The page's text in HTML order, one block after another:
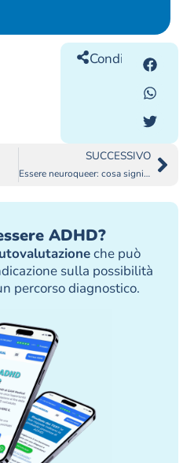
Condividilo
SUCCESSIVO
Essere neuroqueer: cosa significa?
ADHD?
che può
sulla possibilità
percorso diagnostico.